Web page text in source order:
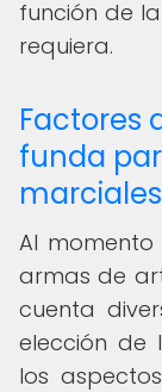
función de
requiera.
Factores
funda
marciales
Al
armas de
cuenta
elección de
los